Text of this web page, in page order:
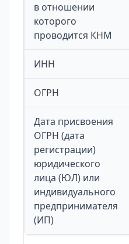
в отношении
которого
проводится КНМ
ИНН
ОГРН
Дата присвоения
ОГРН (дата
регистрации)
юридического
лица (ЮЛ) или
индивидуального
предпринимателя
(ИП)